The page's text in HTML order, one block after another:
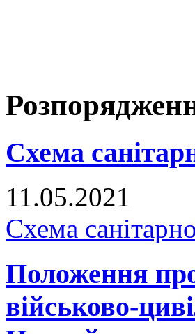
Схема
11.05.2021
Схема
Положення
військово-